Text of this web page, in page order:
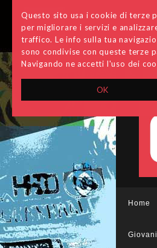
OK
Questo sito usa i cookie di terze
per migliorare i servizi e
traffico. Le info sulla tua
sono condivise con queste terze
Navigando ne accetti l'uso dei
Home